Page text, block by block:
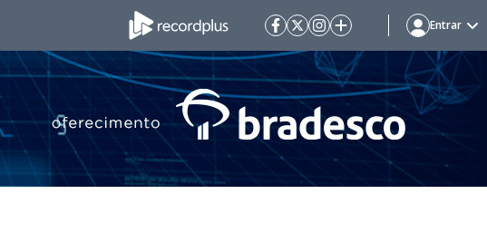
Entrar